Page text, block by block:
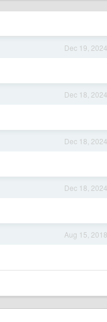
Dec 19, 2024
Dec 18, 2024
Dec 18, 2024
Dec 18, 2024
Aug 15, 2018